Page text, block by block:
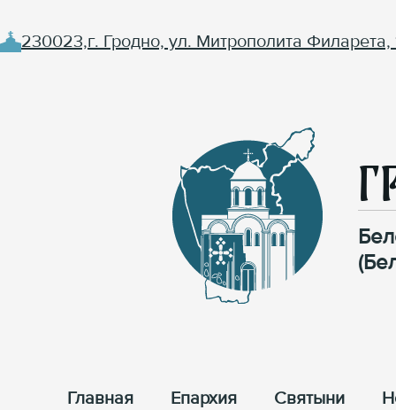
230023,г. Гродно, ул. Митрополита Филарета,
Главная Епархия Cвятыни